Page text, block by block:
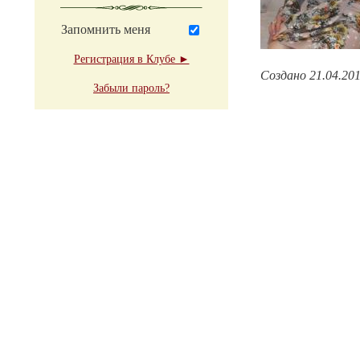
Запомнить меня
Регистрация в Клубе ►
Забыли пароль?
Создано